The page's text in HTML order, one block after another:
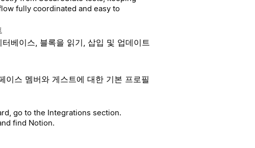
fully coordinated and easy to
베이스, 블록을 읽기, 삽입 및 업데이트
이스 멤버와 게스트에 대한 기본 프로필
go to the Integrations section.
find Notion.